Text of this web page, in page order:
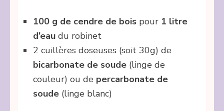
100 g de cendre de bois pour 1 litre
d’eau du robinet
2 cuillères doseuses (soit 30g) de
bicarbonate de soude (linge de
couleur) ou de percarbonate de
soude (linge blanc)